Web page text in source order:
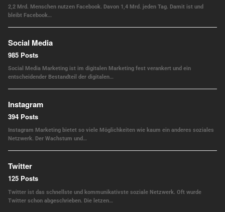
2,2 Mrd. Menschen nutzen Facebook. Davon 1,4 Mrd. jeden Tag. Damit ist und
bleibt Facebook…
Social Media
985 Posts
Social Media Marketing ist im digitalen Marketing fest verankert und ein
entscheidender Bestandteil der digitalen…
Instagram
394 Posts
Instagram Marketing bietet so viele Möglichkeiten wie kaum ein anderes soziales
Netzwerk. Der Wachstum und…
Twitter
125 Posts
Twitter ist das schnellste und kommunikativste soziale Netzwerk. Oft wurde
Twitter schon abgeschrieben. Die letzen…